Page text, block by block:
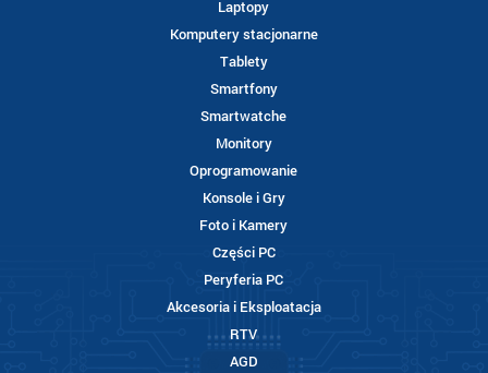
Laptopy
Komputery stacjonarne
Tablety
Smartfony
Smartwatche
Monitory
Oprogramowanie
Konsole i Gry
Foto i Kamery
Części PC
Peryferia PC
Akcesoria i Eksploatacja
RTV
AGD